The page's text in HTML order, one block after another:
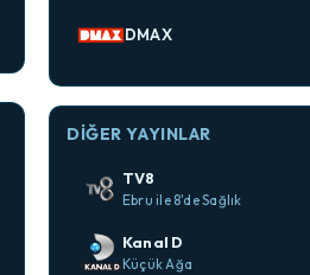
DMAX
DIĞER YAYINLAR
TV8
Ebru ile 8'de Sağlık
Kanal D
Küçük Ağa